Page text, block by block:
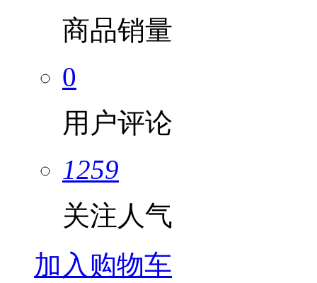
商品销量
0
用户评论
1259
关注人气
加入购物车